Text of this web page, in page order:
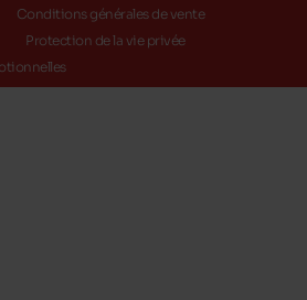
Conditions générales de vente
Protection de la vie privée